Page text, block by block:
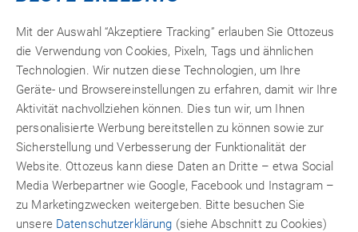
Anwendungen
Fragen zu bestimmten Anwendungen
(z. B. Welche Kleber eignen sich am Besten für ein spezielles
Modellbauproblem?)
Zubehör und sonstige Produkte
Fragen zu Zubehör, Schraubensicherungen und allgemeine
Fragestellungen
Auto, Motorrad, Caravan
Alles rund um Klebefragen zum Thema Fahrzeuge
Mit der Auswahl “Akzeptiere Tracking” erlauben Sie Ottozeus
die Verwendung von Cookies, Pixeln, Tags und ähnlichen
Technologien. Wir nutzen diese Technologien, um Ihre
Geräte- und Browsereinstellungen zu erfahren, damit wir Ihre
Aktivität nachvollziehen können. Dies tun wir, um Ihnen
personalisierte Werbung bereitstellen zu können sowie zur
Sicherstellung und Verbesserung der Funktionalität der
Website. Ottozeus kann diese Daten an Dritte – etwa Social
Media Werbepartner wie Google, Facebook und Instagram –
zu Marketingzwecken weitergeben. Bitte besuchen Sie
unsere Datenschutzerklärung (siehe Abschnitt zu Cookies)